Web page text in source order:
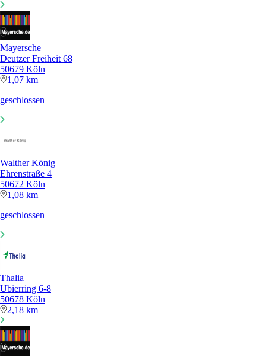
Mayersche
Deutzer Freiheit 68
50679 Köln
1,07 km
geschlossen
Walther König
Ehrenstraße 4
50672 Köln
1,08 km
geschlossen
Thalia
Ubierring 6-8
50678 Köln
2,18 km